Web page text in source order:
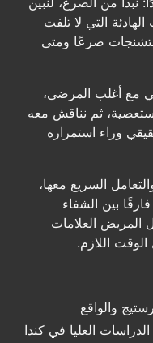
التي لا تلفت
صرعًا ومتى
مع أغلب المرضى،
مستعصية، ثم نناقش معه
وراء استمراره
السريع معها،
بين الشفاء
المريض العلامات
اللازم.
والواقع
العليا في كندا